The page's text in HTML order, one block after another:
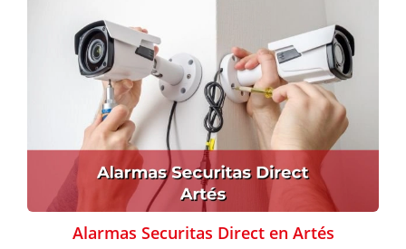
Alarmas Securitas Direct en Artés